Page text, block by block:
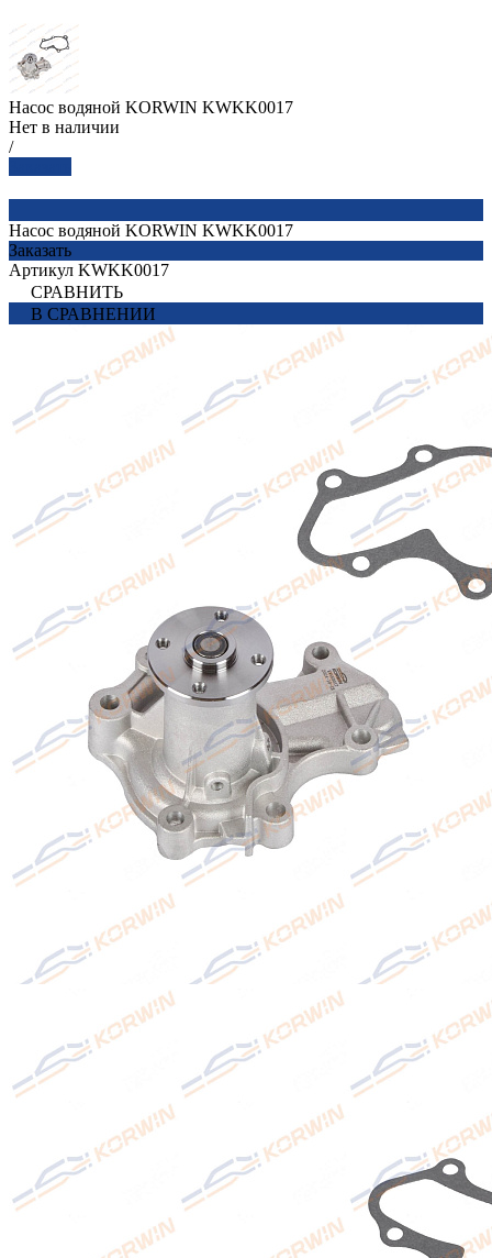
Насос водяной KORWIN KWKK0017
Нет в наличии
/
Насос водяной KORWIN KWKK0017
Заказать
Артикул KWKK0017
СРАВНИТЬ
В СРАВНЕНИИ